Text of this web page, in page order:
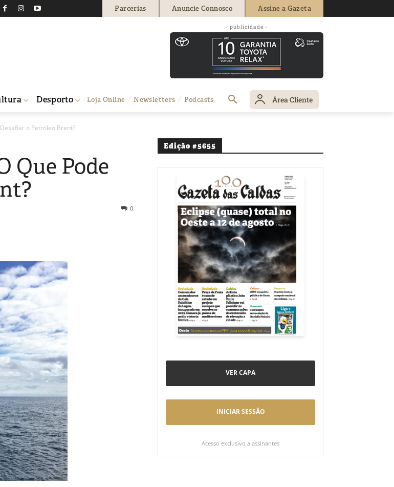
Parcerias Anuncie Connosco Assine a Gazeta
- publicidade -
Desporto Loja Online Newsletters Podcasts Área Cliente
o Petróleo Brent?
Que Pode
0
Edição #5655
VER CAPA
INICIAR SESSÃO
Acesso exclusivo a assinantes